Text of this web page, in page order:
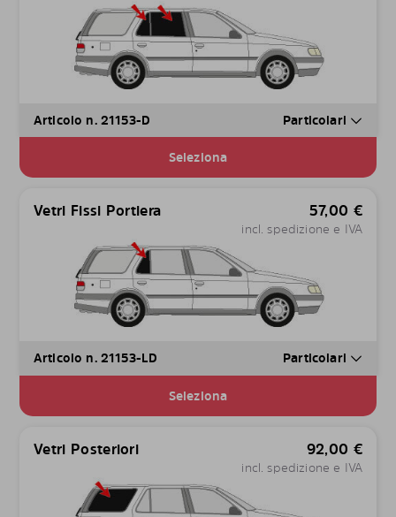
Articolo n. 21153-D Particolari
Seleziona
Vetri Fissi Portiera 57,00 €
incl. spedizione e IVA
Articolo n. 21153-LD Particolari
Seleziona
Vetri Posteriori 92,00 €
incl. spedizione e IVA